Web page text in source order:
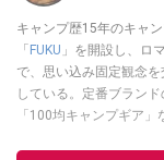
キャンプ歴15年のキャ
「FUKU 」を開設し、ロ
で、思い込み固定観念
している。定番ブラン
「100均キャンプギア